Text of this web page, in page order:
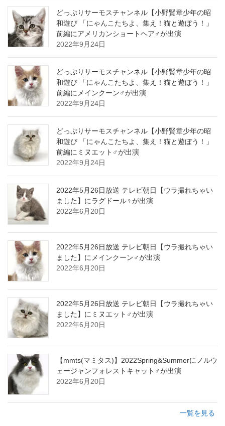
どっぷりサーモスチャンネル【小野賢章少年の昭
和遊び 「にゃんこたちよ、集え！猫と遊ぼう！」
前編にアメリカンショートヘア♂が出演
2022年9月24日
どっぷりサーモスチャンネル【小野賢章少年の昭
和遊び 「にゃんこたちよ、集え！猫と遊ぼう！」
前編にメインクーン♂が出演
2022年9月24日
どっぷりサーモスチャンネル【小野賢章少年の昭
和遊び 「にゃんこたちよ、集え！猫と遊ぼう！」
前編にミヌエット♂が出演
2022年9月24日
2022年5月26日放送 テレビ朝日【ウラ撮れちゃい
ました】にラグドール♀が出演
2022年6月20日
2022年5月26日放送 テレビ朝日【ウラ撮れちゃい
ました】にメインクーン♂が出演
2022年6月20日
2022年5月26日放送 テレビ朝日【ウラ撮れちゃい
ました】にミヌエット♂が出演
2022年6月20日
【mmts(マミタス)】2022Spring&Summerにノルウ
ェージャンフォレストキャット♂が出演
2022年6月20日
一覧を見る